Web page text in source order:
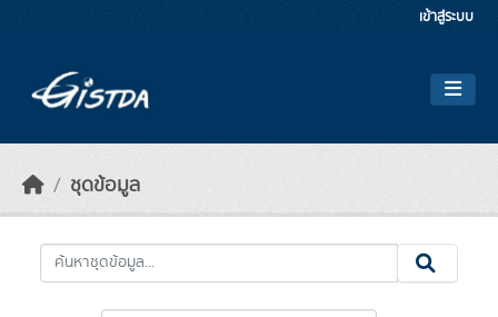
เข้าสู่ระบบ
ชุดข้อมูล